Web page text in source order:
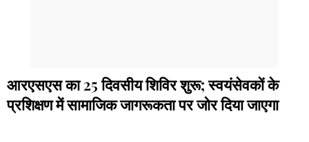
आरएसएस का 25 दिवसीय शिविर शुरू; स्वयंसेवकों के
प्रशिक्षण में सामाजिक जागरूकता पर जोर दिया जाएगा